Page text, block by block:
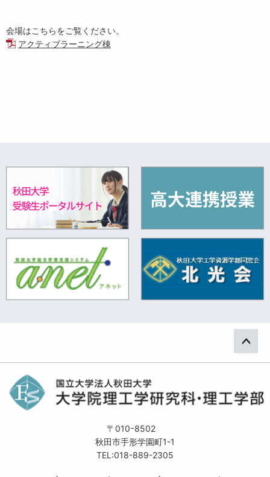
会場はこちらをご覧ください。
アクティブラーニング棟
〒010ｰ8502
秋田市手形学園町1-1
TEL:018-889-2305